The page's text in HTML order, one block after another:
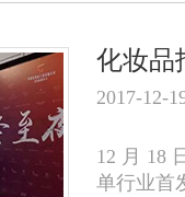
化妆品
2017-12-
12 月 18
单行业首